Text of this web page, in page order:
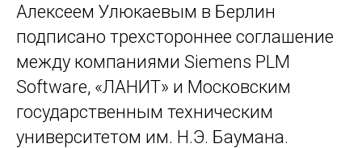
Алексеем Улюкаевым в Берлин
подписано трехстороннее соглашение
между компаниями Siemens PLM
Software, «ЛАНИТ» и Московским
государственным техническим
университетом им. Н.Э. Баумана.